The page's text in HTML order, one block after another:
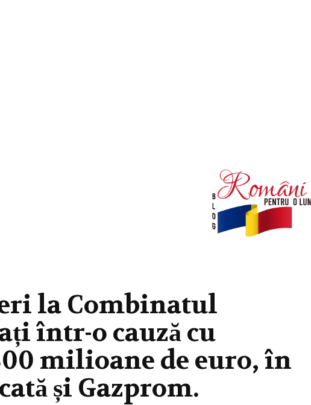
la Combinatul
într-o cauză cu
milioane de euro, în
și Gazprom.